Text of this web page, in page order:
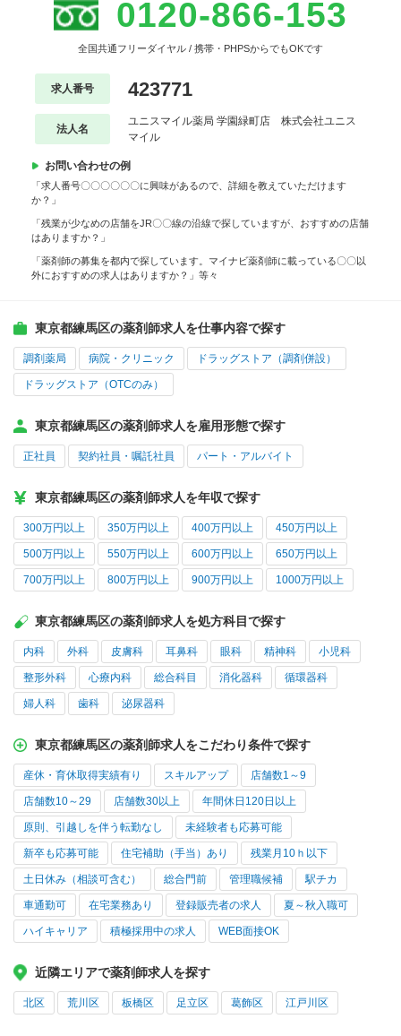
0120-866-153
全国共通フリーダイヤル / 携帯・PHPSからでもOKです
求人番号 423771
法人名
ユニスマイル薬局 学園緑町店 株式会社ユニス
マイル
お問い合わせの例
「求人番号〇〇〇〇〇〇に興味があるので、詳細を教えていただけます
か？」
「残業が少なめの店舗をJR〇〇線の沿線で探していますが、おすすめの店舗
はありますか？」
「薬剤師の募集を都内で探しています。マイナビ薬剤師に載っている〇〇以
外におすすめの求人はありますか？」等々
東京都練馬区の薬剤師求人を仕事内容で探す
調剤薬局 病院・クリニック ドラッグストア（調剤併設）
ドラッグストア（OTCのみ）
東京都練馬区の薬剤師求人を雇用形態で探す
正社員 契約社員・嘱託社員 パート・アルバイト
東京都練馬区の薬剤師求人を年収で探す
300万円以上 350万円以上 400万円以上 450万円以上
500万円以上 550万円以上 600万円以上 650万円以上
700万円以上 800万円以上 900万円以上 1000万円以上
東京都練馬区の薬剤師求人を処方科目で探す
内科 外科 皮膚科 耳鼻科 眼科 精神科 小児科
整形外科 心療内科 総合科目 消化器科 循環器科
婦人科 歯科 泌尿器科
東京都練馬区の薬剤師求人をこだわり条件で探す
産休・育休取得実績有り スキルアップ 店舗数1～9
店舗数10～29 店舗数30以上 年間休日120日以上
原則、引越しを伴う転勤なし 未経験者も応募可能
新卒も応募可能 住宅補助（手当）あり 残業月10ｈ以下
土日休み（相談可含む） 総合門前 管理職候補 駅チカ
車通勤可 在宅業務あり 登録販売者の求人 夏～秋入職可
ハイキャリア 積極採用中の求人 WEB面接OK
近隣エリアで薬剤師求人を探す
北区 荒川区 板橋区 足立区 葛飾区 江戸川区